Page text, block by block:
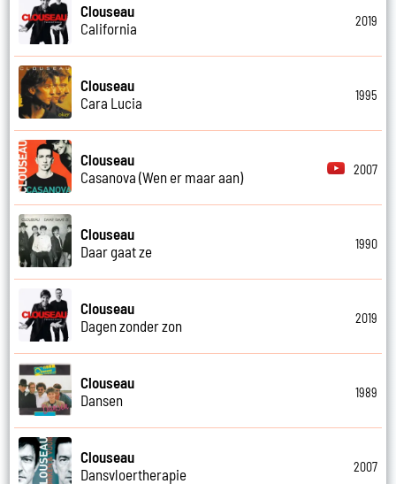
Clouseau
California
2019
Clouseau
Cara Lucia
1995
Clouseau
Casanova (Wen er maar aan)
2007
Clouseau
Daar gaat ze
1990
Clouseau
Dagen zonder zon
2019
Clouseau
Dansen
1989
Clouseau
Dansvloertherapie
2007